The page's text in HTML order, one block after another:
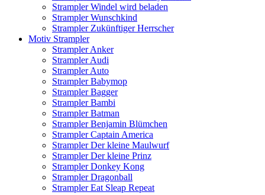
Strampler Windel wird beladen
Strampler Wunschkind
Strampler Zukünftiger Herrscher
Motiv Strampler
Strampler Anker
Strampler Audi
Strampler Auto
Strampler Babymop
Strampler Bagger
Strampler Bambi
Strampler Batman
Strampler Benjamin Blümchen
Strampler Captain America
Strampler Der kleine Maulwurf
Strampler Der kleine Prinz
Strampler Donkey Kong
Strampler Dragonball
Strampler Eat Sleap Repeat